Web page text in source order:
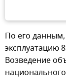
По его
эксплуатацию
Возведение